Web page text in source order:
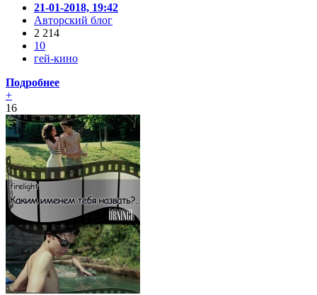
21-01-2018, 19:42
Авторский блог
2 214
10
гей-кино
Подробнее
+
16